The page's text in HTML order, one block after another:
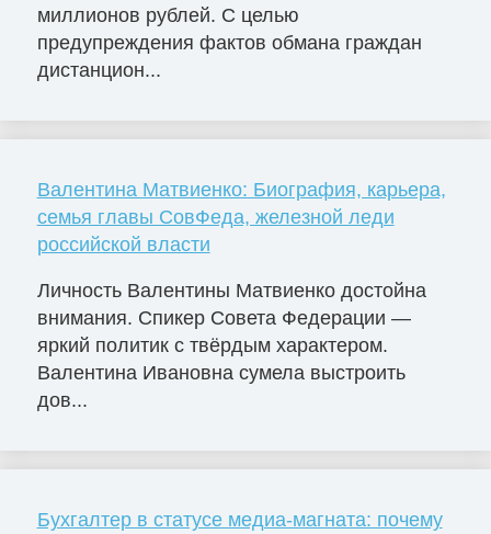
миллионов рублей. С целью
предупреждения фактов обмана граждан
дистанцион...
Валентина Матвиенко: Биография, карьера,
семья главы СовФеда, железной леди
российской власти
Личность Валентины Матвиенко достойна
внимания. Спикер Совета Федерации —
яркий политик с твёрдым характером.
Валентина Ивановна сумела выстроить
дов...
Бухгалтер в статусе медиа-магната: почему